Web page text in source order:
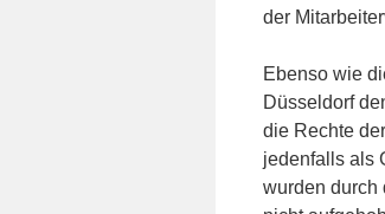
der
Ebenso wie
Düsseldorf
die Rechte
jedenfalls als
wurden durch